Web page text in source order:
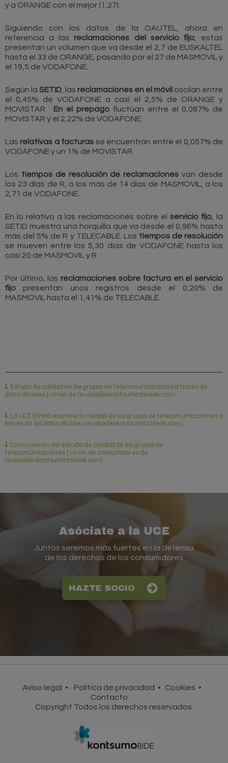
y a ORANGE con el mejor (1,27).
Siguiendo con los datos de la OAUTEL, ahora en
referencia a las reclamaciones del servicio fijo, estas
presentan un volumen que va desde el 2,7 de EUSKALTEL
hasta el 33 de ORANGE, pasando por el 27 de MASMOVIL y
el 19,5 de VODAFONE.
Según la SETID , las reclamaciones en el móvil oscilan entre
el 0,45% de VODAFONE a casi el 2,5% de ORANGE y
MOVISTAR. En el prepagofluctúan entre el 0,087% de
MOVISTAR y el 2,22% de VODAFONE.
Las relativas a facturas se encuentran entre el 0,057% de
VODAFONE y un 1% de MOVISTAR.
Los tiempos de resolución de reclamaciones van desde
los 23 días de R, o los más de 14 días de MASMOVIL, a los
2,71 de VODAFONE.
En lo relativo a las reclamaciones sobre el servicio fijo, la
SETID muestra una horquilla que va desde el 0,96% hasta
más del 5% de R y TELECABLE. Los tiempos de resolución
se mueven entre los 5,30 días de VODAFONE hasta los
casi 20 de MASMOVIL y R.
Por último, las reclamaciones sobre factura en el servicio
fijo presentan unos registros desde el 0,20% de
MASMOVIL hasta el 1,41% de TELECABLE.
Estudio de calidad de los grupos de telecomunicaciones a través de
datos oficiales | Union de (euskadikokontsumitzaileak.com)
La UCE/EHKB examina la calidad de los grupos de telecomunicaciones a
través de los datos oficiales (euskadikokontsumitzaileak.com)
Conclusiones del estudio de calidad de los grupos de
telecomunicaciones | Union de consumidores de
(euskadikokontsumitzaileak.com)
Asóciate a la UCE
Juntos seremos más fuertes en la defensa
de los derechos de los consumidores
HAZTE SOCIO
Aviso legal Política de privacidad
Cookies
Contacto
Copyright Todos los derechos reservados.